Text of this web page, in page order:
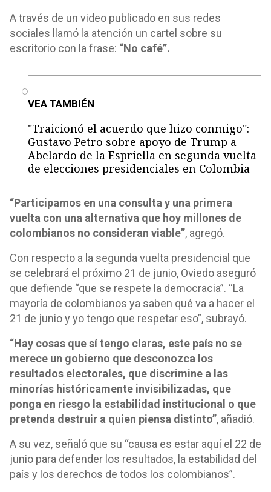
A través de un video publicado en sus redes
sociales llamó la atención un cartel sobre su
escritorio con la frase: “No café”.
VEA TAMBIÉN
"Traicionó el acuerdo que hizo conmigo":
Gustavo Petro sobre apoyo de Trump a
Abelardo de la Espriella en segunda vuelta
de elecciones presidenciales en Colombia
“Participamos en una consulta y una primera
vuelta con una alternativa que hoy millones de
colombianos no consideran viable”, agregó.
Con respecto a la segunda vuelta presidencial que
se celebrará el próximo 21 de junio, Oviedo aseguró
que defiende “que se respete la democracia”. “La
mayoría de colombianos ya saben qué va a hacer el
21 de junio y yo tengo que respetar eso”, subrayó.
“Hay cosas que sí tengo claras, este país no se
merece un gobierno que desconozca los
resultados electorales, que discrimine a las
minorías históricamente invisibilizadas, que
ponga en riesgo la estabilidad institucional o que
pretenda destruir a quien piensa distinto”, añadió.
A su vez, señaló que su “causa es estar aquí el 22 de
junio para defender los resultados, la estabilidad del
país y los derechos de todos los colombianos”.